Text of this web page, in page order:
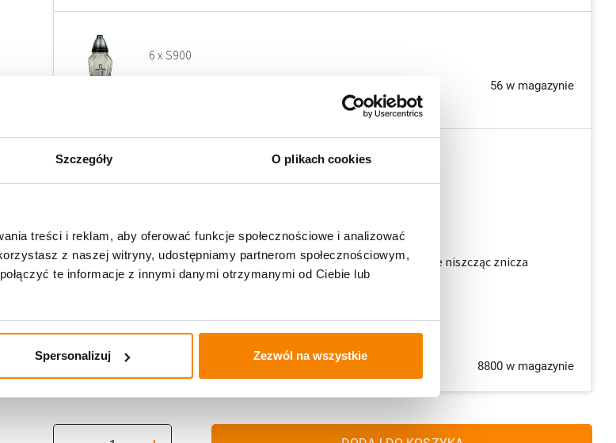
Szczegóły O plikach cookies
treści i reklam, aby oferować funkcje społecznościowe i analizować
z naszej witryny, udostępniamy partnerom społecznościowym,
te informacje z innymi danymi otrzymanymi od Ciebie lub
Spersonalizuj Zezwól na wszystkie
6 x S900
56 w magazynie
6 x Wkład parafinowy W7 (72h)
Cechy produktu:
typ wkładu: parafinowy
wkłady wypalają się równomiernie do końca, nie niszcząc znicza
brak kopcenia w każdym rodzaju szkła
średnica 5,6 cm
8800 w magazynie